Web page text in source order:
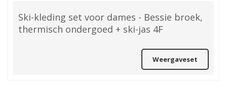
Ski-kleding set voor dames - Bessie broek,
thermisch ondergoed + ski-jas 4F
Weergaveset